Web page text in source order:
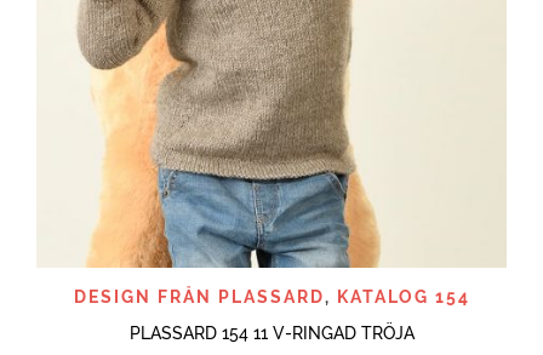
DESIGN FRÅN PLASSARD, KATALOG 154
PLASSARD 154 11 V-RINGAD TRÖJA